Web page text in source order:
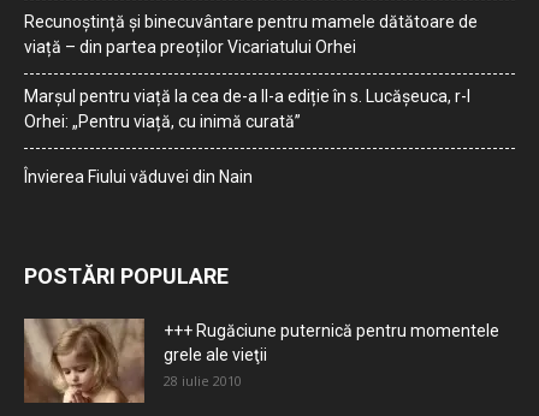
Recunoștință și binecuvântare pentru mamele dătătoare de
viață – din partea preoților Vicariatului Orhei
Marșul pentru viață la cea de-a II-a ediție în s. Lucășeuca, r-l
Orhei: „Pentru viață, cu inimă curată”
Învierea Fiului văduvei din Nain
POSTĂRI POPULARE
+++ Rugăciune puternică pentru momentele
grele ale vieţii
28 iulie 2010